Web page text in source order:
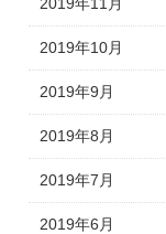
2019年10月
2019年9月
2019年8月
2019年7月
2019年6月